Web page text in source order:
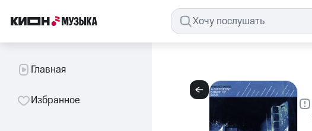
Главная
Избранное